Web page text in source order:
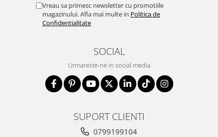
Vreau sa primesc newsletter cu promotiile
magazinului. Afla mai multe in Politica de
Confidentialitate
SOCIAL
Urmareste-ne in social media
SUPORT CLIENTI
0799199104